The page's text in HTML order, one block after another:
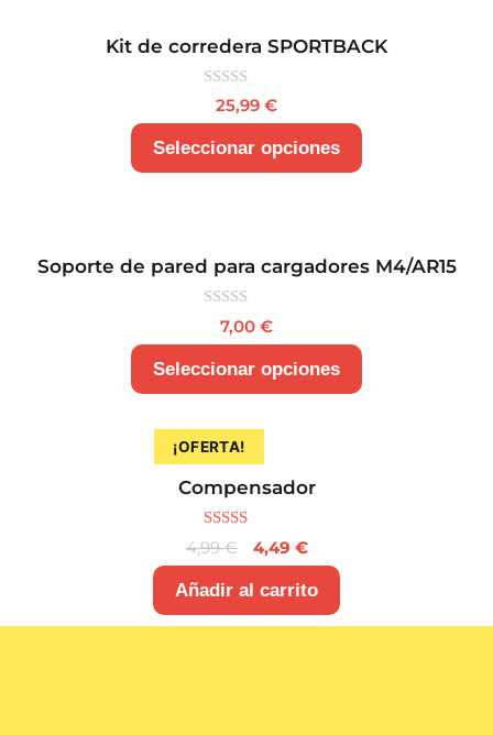
Kit de corredera SPORTBACK
5
25,99 €
Seleccionar opciones
Soporte de pared para cargadores M4/AR15
5
7,00 €
Seleccionar opciones
¡OFERTA!
Compensador
5.00
de 5
4,99€ 4,49 €
Añadir al carrito